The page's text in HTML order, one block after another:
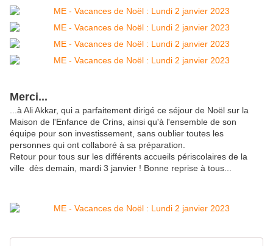
Merci...
...à Ali Akkar, qui a parfaitement dirigé ce séjour de Noël sur la
Maison de l'Enfance de Crins, ainsi qu'à l'ensemble de son
équipe pour son investissement, sans oublier toutes les
personnes qui ont collaboré à sa préparation.
Retour pour tous sur les différents accueils périscolaires de la
ville dès demain, mardi 3 janvier ! Bonne reprise à tous...